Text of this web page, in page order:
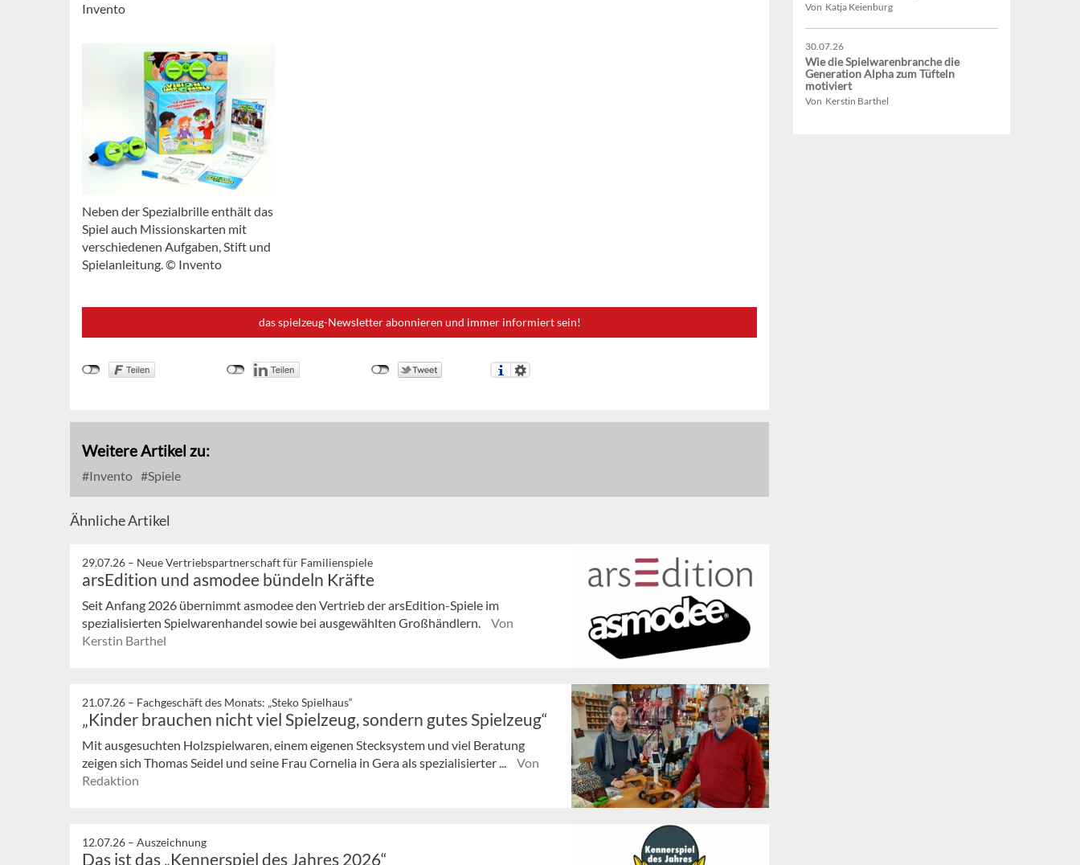
Invento
Neben der Spezialbrille enthält das
Spiel auch Missionskarten mit
verschiedenen Aufgaben, Stift und
Spielanleitung. © Invento
das spielzeug-Newsletter abonnieren und immer informiert sein!
Weitere Artikel zu:
Invento Spiele
Ähnliche Artikel
29.07.26 – Neue Vertriebspartnerschaft für Familienspiele
arsEdition und asmodee bündeln Kräfte
Seit Anfang 2026 übernimmt asmodee den Vertrieb der arsEdition-Spiele im
spezialisierten Spielwarenhandel sowie bei ausgewählten Großhändlern.
Von
Kerstin Barthel
21.07.26 – Fachgeschäft des Monats: „Steko Spielhaus“
„Kinder brauchen nicht viel Spielzeug, sondern gutes Spielzeug“
Mit ausgesuchten Holzspielwaren, einem eigenen Stecksystem und viel Beratung
zeigen sich Thomas Seidel und seine Frau Cornelia in Gera als spezialisierter ...
Von
Redaktion
12.07.26 – Auszeichnung
Das ist das „Kennerspiel des Jahres 2026“
Von Katja Keienburg
30.07.26
Wie die Spielwarenbranche die
Generation Alpha zum Tüfteln
motiviert
Von Kerstin Barthel